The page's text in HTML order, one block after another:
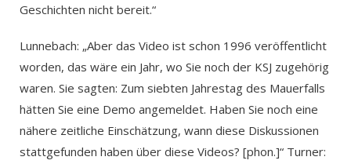
Geschichten nicht bereit.“
Lunnebach: „Aber das Video ist schon 1996 veröffentlicht
worden, das wäre ein Jahr, wo Sie noch der KSJ zugehörig
waren. Sie sagten: Zum siebten Jahrestag des Mauerfalls
hätten Sie eine Demo angemeldet. Haben Sie noch eine
nähere zeitliche Einschätzung, wann diese Diskussionen
stattgefunden haben über diese Videos? [phon.]“ Turner: